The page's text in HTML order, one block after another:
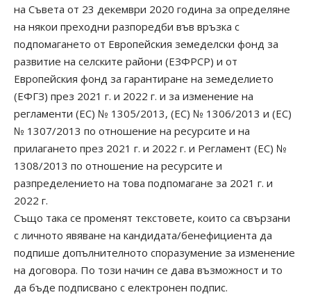
на Съвета от 23 декември 2020 година за определяне
на някои преходни разпоредби във връзка с
подпомагането от Европейския земеделски фонд за
развитие на селските райони (ЕЗФРСР) и от
Европейския фонд за гарантиране на земеделието
(ЕФГЗ) през 2021 г. и 2022 г. и за изменение на
регламенти (ЕС) № 1305/2013, (ЕС) № 1306/2013 и (ЕС)
№ 1307/2013 по отношение на ресурсите и на
прилагането през 2021 г. и 2022 г. и Регламент (ЕС) №
1308/2013 по отношение на ресурсите и
разпределението на това подпомагане за 2021 г. и
2022 г.
Също така се променят текстовете, които са свързани
с личното явяване на кандидата/бенефициента да
подпише допълнителното споразумение за изменение
на договора. По този начин се дава възможност и то
да бъде подписвано с електронен подпис.